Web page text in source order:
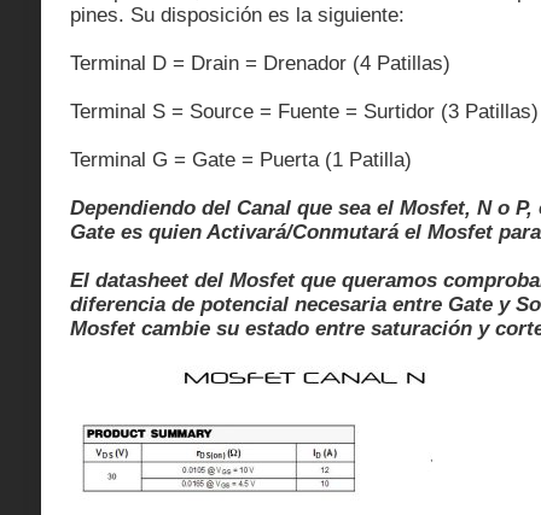
pines. Su disposición es la siguiente:
Terminal D = Drain = Drenador (4 Patillas)
Terminal S = Source = Fuente = Surtidor (3 Patillas)
Terminal G = Gate = Puerta (1 Patilla)
Dependiendo del Canal que sea el Mosfet, N o
Gate es quien Activará/Conmutará el Mosfet
El datasheet del Mosfet que queramos
diferencia de potencial necesaria entre Gate y
Mosfet cambie su estado entre saturación y